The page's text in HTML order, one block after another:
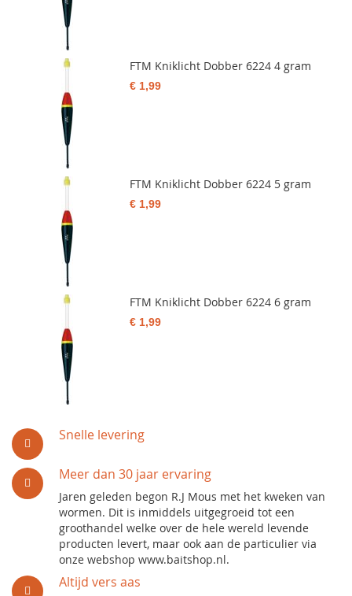
Snelle levering
Meer dan 30 jaar ervaring
Jaren geleden begon R.J Mous met het kweken van
wormen. Dit is inmiddels uitgegroeid tot een
groothandel welke over de hele wereld levende
producten levert, maar ook aan de particulier via
onze webshop www.baitshop.nl.
Altijd vers aas
FTM Kniklicht Dobber 6224 4 gram
€ 1,99
FTM Kniklicht Dobber 6224 5 gram
€ 1,99
FTM Kniklicht Dobber 6224 6 gram
€ 1,99